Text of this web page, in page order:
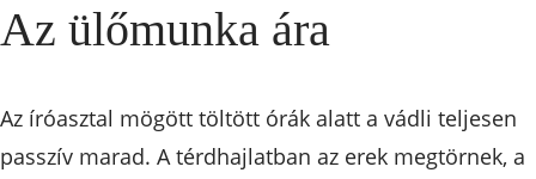
Az ülőmunka ára
Az íróasztal mögött töltött órák alatt a vádli teljesen
passzív marad. A térdhajlatban az erek megtörnek, a